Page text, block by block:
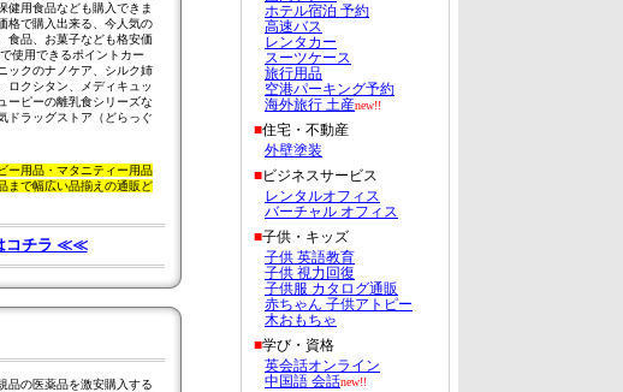
健用食品なども購入できま
格で購入出来る、今人気の
食品、お菓子なども格安価
使用できるポイントカー
ックのナノケア、シルク姉
ロクシタン、メディキュッ
ーピーの離乳食シリーズな
ドラッグストア（どらっぐ
ー用品・マタニティー用品
まで幅広い品揃えの通販ど
コチラ ≪≪
品の医薬品を激安購入する